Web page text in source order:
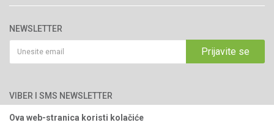
76300 Bijeljina
066/44-99-00
Brendovi
Katalozi
Saradnja
Kontakt
Politika privatnosti
Kako kupiti
Isporuka
Pravo na odustajanje
Reklamacije
NEWSLETTER
Prijavite se
VIBER I SMS NEWSLETTER
Ova web-stranica koristi kolačiće